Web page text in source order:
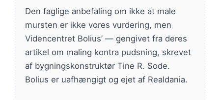
Den faglige anbefaling om ikke at male
mursten er ikke vores vurdering, men
Videncentret Bolius’ — gengivet fra deres
artikel om maling kontra pudsning, skrevet
af bygningskonstruktør Tine R. Sode.
Bolius er uafhængigt og ejet af Realdania.